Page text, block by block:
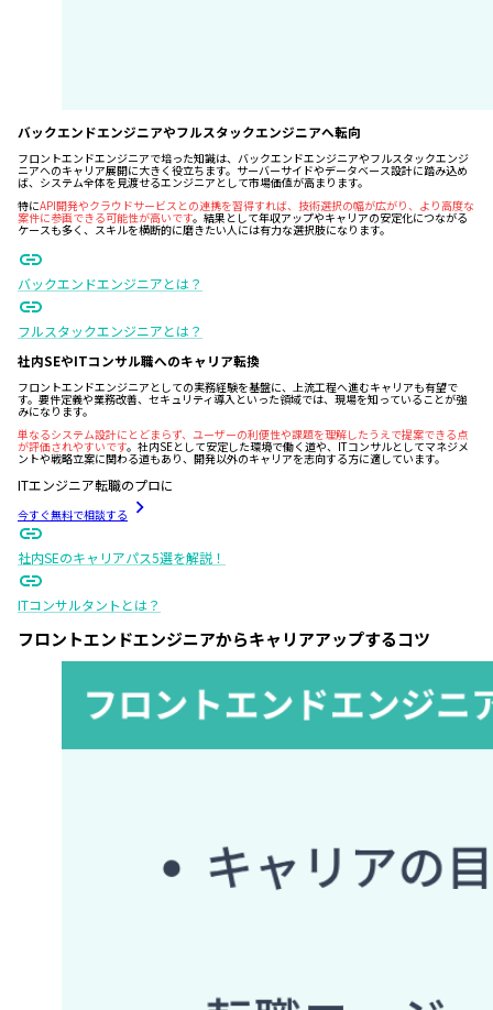
バックエンドエンジニアやフルスタックエンジニアへ転向
フロントエンドエンジニアで培った知識は、バックエンドエンジニアやフルスタックエンジ
ニアへのキャリア展開に大きく役立ちます。サーバーサイドやデータベース設計に踏み込め
ば、システム全体を見渡せるエンジニアとして市場価値が高まります。
特にAPI開発やクラウドサービスとの連携を習得すれば、技術選択の幅が広がり、より高度な
案件に参画できる可能性が高いです。結果として年収アップやキャリアの安定化につながる
ケースも多く、スキルを横断的に磨きたい人には有力な選択肢になります。
バックエンドエンジニアとは？
フルスタックエンジニアとは？
社内SEやITコンサル職へのキャリア転換
フロントエンドエンジニアとしての実務経験を基盤に、上流工程へ進むキャリアも有望で
す。要件定義や業務改善、セキュリティ導入といった領域では、現場を知っていることが強
みになります。
単なるシステム設計にとどまらず、ユーザーの利便性や課題を理解したうえで提案できる点
が評価されやすいです。社内SEとして安定した環境で働く道や、ITコンサルとしてマネジメ
ントや戦略立案に関わる道もあり、開発以外のキャリアを志向する方に適しています。
ITエンジニア転職のプロに
今すぐ無料で相談する
社内SEのキャリアパス5選を解説！
ITコンサルタントとは？
フロントエンドエンジニアからキャリアアップするコツ